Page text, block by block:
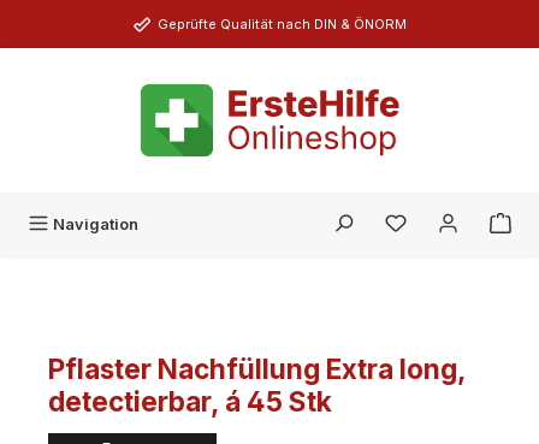
Zum Hauptinhalt springenGeprüfte Qualität nach DIN & ÖNORM
Navigation Du hast 0
Pflaster Nachfüllung Extra long,
detectierbar, á 45 Stk